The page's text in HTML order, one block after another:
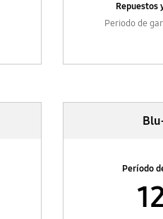
Periodo de
Periodo de
Periodo de
Repuestos
Periodo de
Período